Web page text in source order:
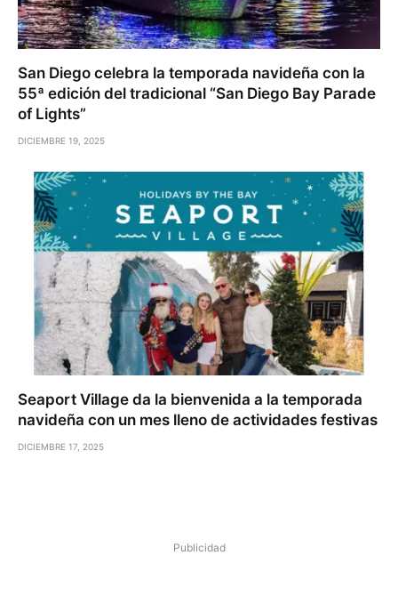
San Diego celebra la temporada navideña con la
55ª edición del tradicional “San Diego Bay Parade
of Lights”
DICIEMBRE 19, 2025
Seaport Village da la bienvenida a la temporada
navideña con un mes lleno de actividades festivas
DICIEMBRE 17, 2025
Publicidad